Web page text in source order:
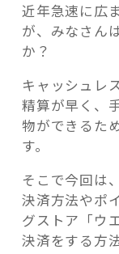
近年急速に広
が、みなさん
か？
キャッシュレ
精算が早く、
物ができるた
す。
そこで今回は
決済方法やポ
グストア「ウ
決済をする方